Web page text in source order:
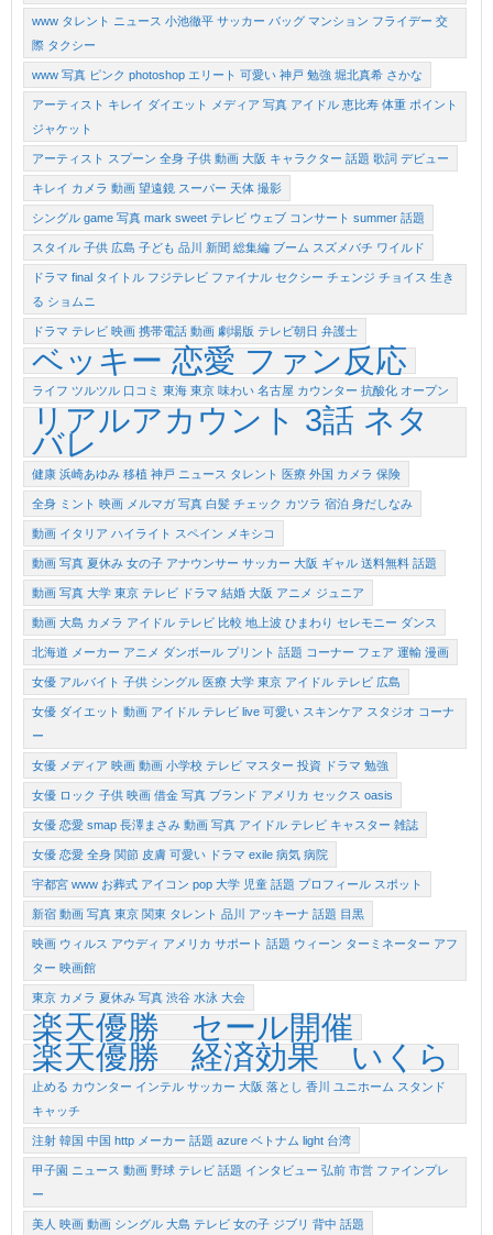
www タレント ニュース 小池徹平 サッカー バッグ マンション フライデー 交
際 タクシー
www 写真 ピンク photoshop エリート 可愛い 神戸 勉強 堀北真希 さかな
アーティスト キレイ ダイエット メディア 写真 アイドル 恵比寿 体重 ポイント
ジャケット
アーティスト スプーン 全身 子供 動画 大阪 キャラクター 話題 歌詞 デビュー
キレイ カメラ 動画 望遠鏡 スーパー 天体 撮影
シングル game 写真 mark sweet テレビ ウェブ コンサート summer 話題
スタイル 子供 広島 子ども 品川 新聞 総集編 ブーム スズメバチ ワイルド
ドラマ final タイトル フジテレビ ファイナル セクシー チェンジ チョイス 生き
る ショムニ
ドラマ テレビ 映画 携帯電話 動画 劇場版 テレビ朝日 弁護士
ベッキー 恋愛 ファン反応
ライフ ツルツル 口コミ 東海 東京 味わい 名古屋 カウンター 抗酸化 オープン
リアルアカウント 3話 ネタ
バレ
健康 浜崎あゆみ 移植 神戸 ニュース タレント 医療 外国 カメラ 保険
全身 ミント 映画 メルマガ 写真 白髪 チェック カツラ 宿泊 身だしなみ
動画 イタリア ハイライト スペイン メキシコ
動画 写真 夏休み 女の子 アナウンサー サッカー 大阪 ギャル 送料無料 話題
動画 写真 大学 東京 テレビ ドラマ 結婚 大阪 アニメ ジュニア
動画 大島 カメラ アイドル テレビ 比較 地上波 ひまわり セレモニー ダンス
北海道 メーカー アニメ ダンボール プリント 話題 コーナー フェア 運輸 漫画
女優 アルバイト 子供 シングル 医療 大学 東京 アイドル テレビ 広島
女優 ダイエット 動画 アイドル テレビ live 可愛い スキンケア スタジオ コーナ
ー
女優 メディア 映画 動画 小学校 テレビ マスター 投資 ドラマ 勉強
女優 ロック 子供 映画 借金 写真 ブランド アメリカ セックス oasis
女優 恋愛 smap 長澤まさみ 動画 写真 アイドル テレビ キャスター 雑誌
女優 恋愛 全身 関節 皮膚 可愛い ドラマ exile 病気 病院
宇都宮 www お葬式 アイコン pop 大学 児童 話題 プロフィール スポット
新宿 動画 写真 東京 関東 タレント 品川 アッキーナ 話題 目黒
映画 ウィルス アウディ アメリカ サポート 話題 ウィーン ターミネーター アフ
ター 映画館
東京 カメラ 夏休み 写真 渋谷 水泳 大会
楽天優勝 セール開催
楽天優勝 経済効果 いくら
止める カウンター インテル サッカー 大阪 落とし 香川 ユニホーム スタンド
キャッチ
注射 韓国 中国 http メーカー 話題 azure ベトナム light 台湾
甲子園 ニュース 動画 野球 テレビ 話題 インタビュー 弘前 市営 ファインプレ
ー
美人 映画 動画 シングル 大島 テレビ 女の子 ジブリ 背中 話題